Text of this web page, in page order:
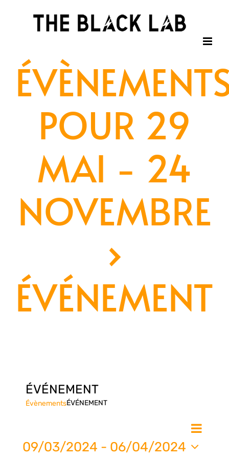
POUR 29
MAI - 24
NOVEMBRE
›
ÉVÉNEMENT
ÉVÉNEMENT
ÉvènementsÉVÉNEMENT
de
Liste
09/03/2024 - 06/04/2024